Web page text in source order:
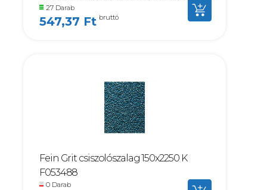
27 Darab
547,37 Ft bruttó
Fein Grit csiszolószalag 150x2250 K
F053488
0 Darab